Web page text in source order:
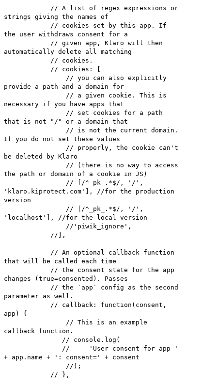
// A list of regex expressions or
strings giving the names of
// cookies set by this app. If
the user withdraws consent for a
// given app, Klaro will then
automatically delete all matching
// cookies.
// cookies: [
// you can also explicitly
provide a path and a domain for
// a given cookie. This is
necessary if you have apps that
// set cookies for a path
that is not "/" or a domain that
// is not the current domain.
If you do not set these values
// properly, the cookie can't
be deleted by Klaro
// (there is no way to access
the path or domain of a cookie in JS)
// [/^_pk_.*$/, '/',
'klaro.kiprotect.com'], //for the production
version
// [/^_pk_.*$/, '/',
'localhost'], //for the local version
//'piwik_ignore',
//],
// An optional callback function
that will be called each time
// the consent state for the app
changes (true=consented). Passes
// the `app` config as the second
parameter as well.
// callback: function(consent,
app) {
// This is an example
callback function.
// console.log(
// 'User consent for app '
+ app.name + ': consent=' + consent
//);
// },